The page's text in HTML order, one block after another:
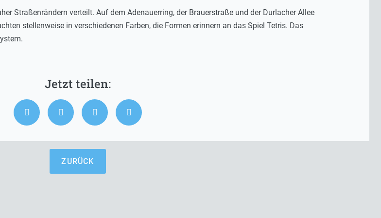
Straßenrändern verteilt. Auf dem Adenauerring, der Brauerstraße und der Durlacher Allee
stellenweise in verschiedenen Farben, die Formen erinnern an das Spiel Tetris. Das
ZURÜCK